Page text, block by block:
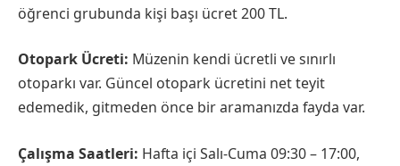
öğrenci grubunda kişi başı ücret 200 TL.
Otopark Ücreti: Müzenin kendi ücretli ve sınırlı
otoparkı var. Güncel otopark ücretini net teyit
edemedik, gitmeden önce bir aramanızda fayda var.
Çalışma Saatleri: Hafta içi Salı-Cuma 09:30 – 17:00,